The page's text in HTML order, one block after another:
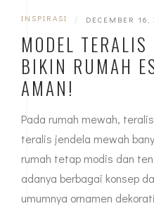
INSPIRASI | DECEMBER
MODEL
BIKIN RUMAH
AMAN!
Pada rumah mewah,
teralis jendela mewah
rumah tetap modis dan
adanya berbagai konsep
umumnya ornamen